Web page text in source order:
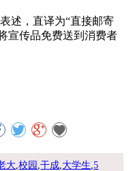
述，直译为“直接邮寄
宣传品免费送到消费者
大 ,校园 ,干成 大学生 ,5